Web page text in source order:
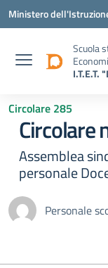
Vai ai contenuti
Vai al menu di
Vai al footer
Ministero
Scuola
I.T.E.T.
Circolare 285
Circolare
Assemblea
personale
Personale